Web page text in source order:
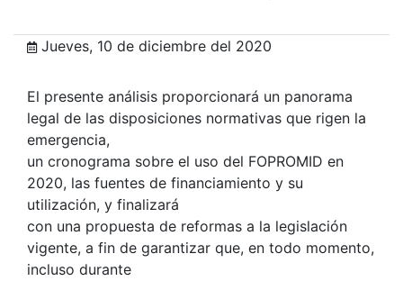
Jueves, 10 de diciembre del 2020
El presente análisis proporcionará un panorama
legal de las disposiciones normativas que rigen la
emergencia,
un cronograma sobre el uso del FOPROMID en
2020, las fuentes de financiamiento y su
utilización, y finalizará
con una propuesta de reformas a la legislación
vigente, a fin de garantizar que, en todo momento,
incluso durante